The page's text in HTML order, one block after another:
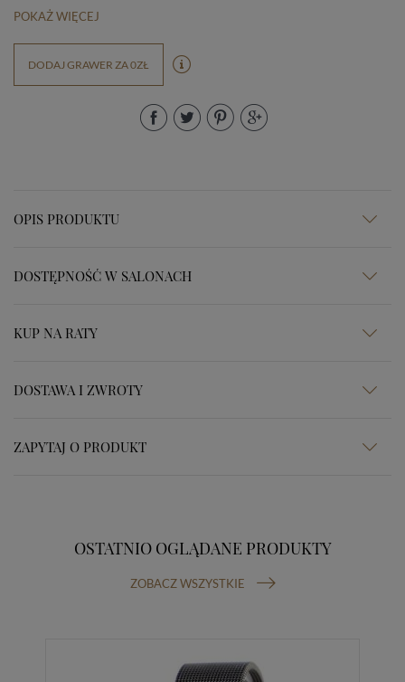
POKAŻ WIĘCEJ
DODAJ GRAWER ZA 0ZŁ
OPIS PRODUKTU
DOSTĘPNOŚĆ W SALONACH
KUP NA RATY
DOSTAWA I ZWROTY
ZAPYTAJ O PRODUKT
OSTATNIO OGLĄDANE PRODUKTY
ZOBACZ WSZYSTKIE